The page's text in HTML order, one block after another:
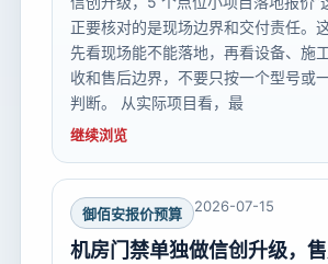
正要核对的是现场边界和交付责任。
先看现场能不能落地，再看设备、施
收和售后边界，不要只按一个型号或
判断。 从实际项目看，最
继续浏览
御佰安报价预算 2026-07-15
机房门禁单独做信创升级，